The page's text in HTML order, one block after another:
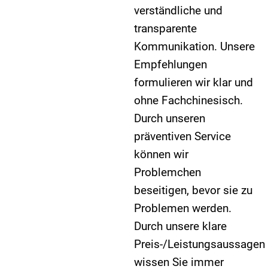
verständliche und
transparente
Kommunikation. Unsere
Empfehlungen
formulieren wir klar und
ohne Fachchinesisch.
Durch unseren
präventiven Service
können wir
Problemchen
beseitigen, bevor sie zu
Problemen werden.
Durch unsere klare
Preis-/Leistungsaussagen
wissen Sie immer